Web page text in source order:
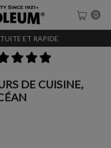
ET RAPIDE
0
DE CUISINE,